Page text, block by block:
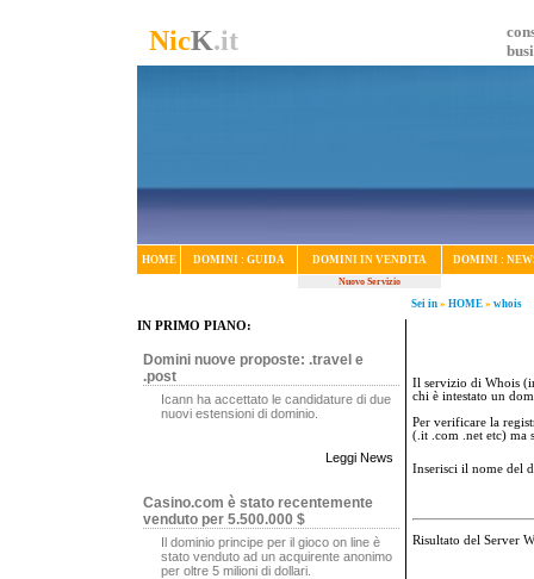
NicK.it
HOME DOMINI : GUIDA DOMINI IN VENDITA DOMINI :
Nuovo Servizio
Sei in » HOME » whois
IN PRIMO PIANO:
Domini nuove proposte: .travel e
.post
Icann ha accettato le candidature di due
nuovi estensioni di dominio.
Leggi News
Casino.com è stato recentemente
venduto per 5.500.000 $
Il dominio principe per il gioco on line è
stato venduto ad un acquirente anonimo
per oltre 5 milioni di dollari.
Il servizio di Whois
chi è intestato un
Per verificare la
(.it .com .net etc) ma
Inserisci il nome del
Risultato del Server